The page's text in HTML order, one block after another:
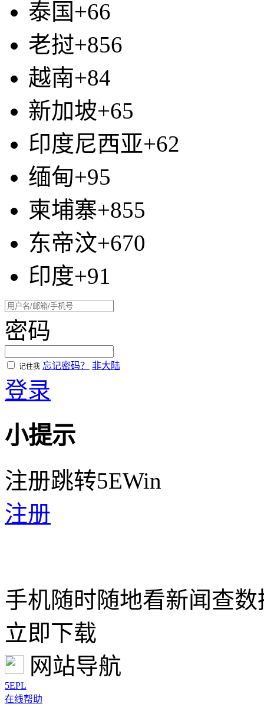
泰国+66
老挝+856
越南+84
新加坡+65
印度尼西亚+62
缅甸+95
柬埔寨+855
东帝汶+670
印度+91
密码
记住我 忘记密码？ 非大陆
登录
小提示
注册跳转5EWin
注册
手机随时随地看新闻查数
立即下载
网站导航
5EPL
在线帮助